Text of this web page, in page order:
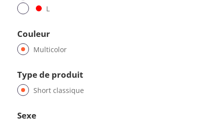
L
Couleur
Multicolor
Type de produit
Short classique
Sexe